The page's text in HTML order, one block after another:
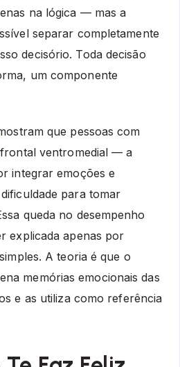
na lógica — mas a
separar completamente
decisório. Toda decisão
um componente
que pessoas com
ventromedial — a
integrar emoções e
para tomar
queda no desempenho
explicada apenas por
A teoria é que o
memórias emocionais das
e as utiliza como referência